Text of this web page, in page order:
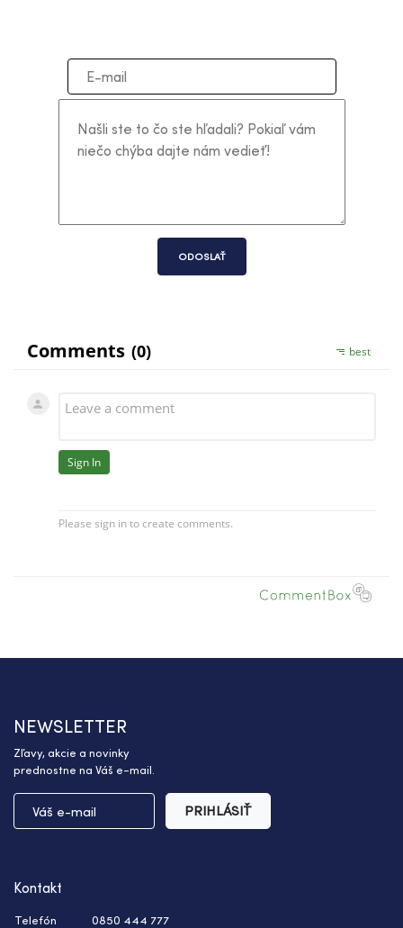
ODOSLAŤ
NEWSLETTER
Zľavy, akcie a novinky
prednostne na Váš e-mail.
PRIHLÁSIŤ
Kontakt
Telefón 0850 444 777